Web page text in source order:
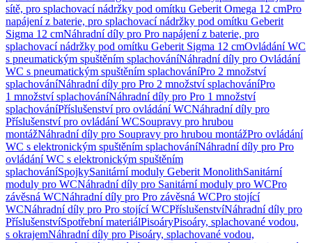
sítě, pro splachovací nádržky pod omítku Geberit Omega 12 cmPro
napájení z baterie, pro splachovací nádržky pod omítku Geberit
Sigma 12 cmNáhradní díly pro Pro napájení z baterie, pro
splachovací nádržky pod omítku Geberit Sigma 12 cmOvládání WC
s pneumatickým spuštěním splachováníNáhradní díly pro Ovládání
WC s pneumatickým spuštěním splachováníPro 2 množství
splachováníNáhradní díly pro Pro 2 množství splachováníPro
1 množství splachováníNáhradní díly pro Pro 1 množství
splachováníPříslušenství pro ovládání WCNáhradní díly pro
Příslušenství pro ovládání WCSoupravy pro hrubou
montážNáhradní díly pro Soupravy pro hrubou montážPro ovládání
WC s elektronickým spuštěním splachováníNáhradní díly pro Pro
ovládání WC s elektronickým spuštěním
splachováníSpojkySanitární moduly Geberit MonolithSanitární
moduly pro WCNáhradní díly pro Sanitární moduly pro WCPro
závěsná WCNáhradní díly pro Pro závěsná WCPro stojící
WCNáhradní díly pro Pro stojící WCPříslušenstvíNáhradní díly pro
PříslušenstvíSpotřební materiálPisoáryPisoáry, splachované vodou,
s okrajemNáhradní díly pro Pisoáry, splachované vodou,